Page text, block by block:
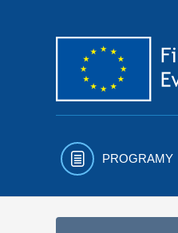
PROGRAMY